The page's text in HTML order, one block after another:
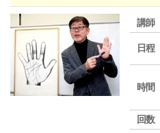
講師
日程
時間
回数